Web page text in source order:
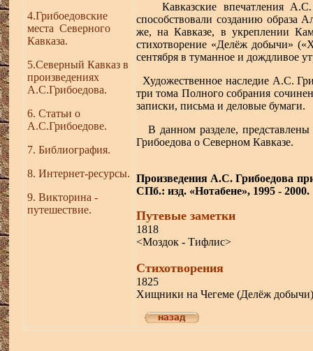
4.Грибоедовские
места Северного
Кавказа.
5.Северный Кавказ в
произведениях
А.С.Грибоедова.
6. Статьи о
А.С.Грибоедове.
7. Библиография.
8. Интернет-ресурсы.
9. Викторина -
путешествие.
Кавказские впечатления А.С.
способствовали созданию образа
же, на Кавказе, в укреплении
стихотворение «Делёж добычи»
сентября в туманное и дождливое
Художественное наследие А.С.
три тома Полного собрания
записки, письма и деловые бумаги.
В данном разделе,
Грибоедова о Северном Кавказе.
Произведения А.С. Грибоедова
СПб.: изд. «Нотабене», 1995 - 2000.
Путевые заметки
1818
<Моздок - Тифлис>
Стихотворения
1825
Хищники на Чегеме (Делёж добычи)